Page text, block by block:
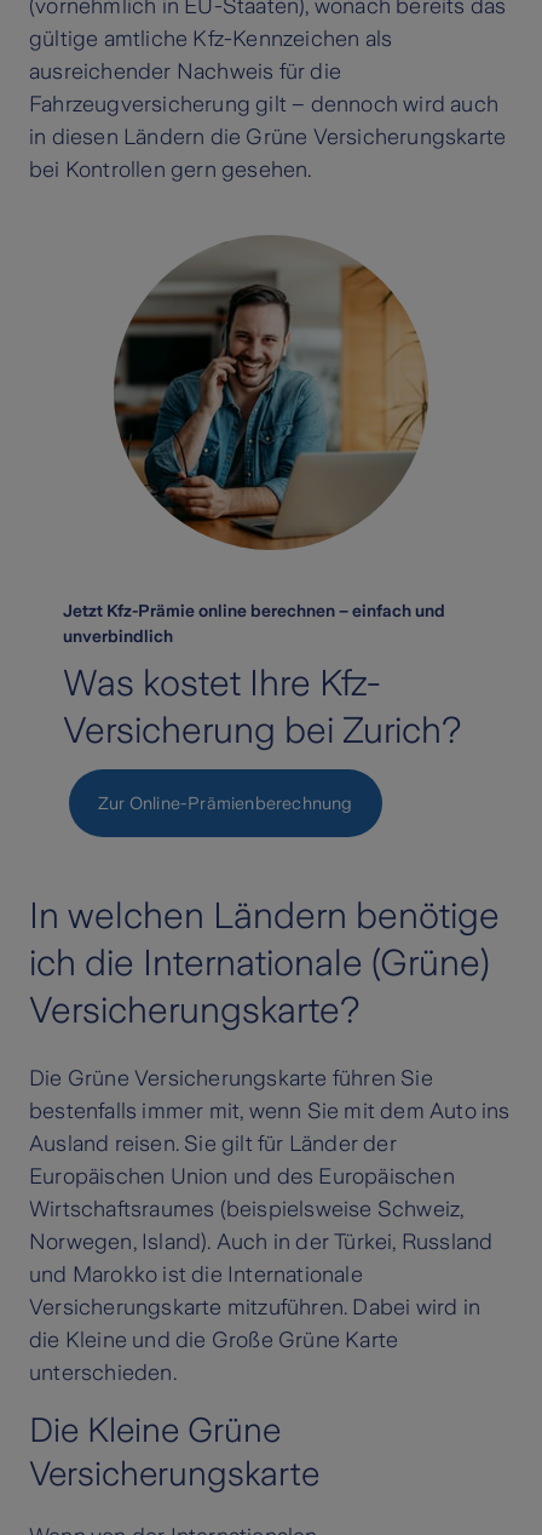
(vornehmlich in EU-Staaten), wonach bereits das
gültige amtliche Kfz-Kennzeichen als
ausreichender Nachweis für die
Fahrzeugversicherung gilt – dennoch wird auch
in diesen Ländern die Grüne Versicherungskarte
bei Kontrollen gern gesehen.
Jetzt Kfz-Prämie online berechnen – einfach und
unverbindlich
Was kostet Ihre Kfz-
Versicherung bei Zurich?
Zur Online-Prämienberechnung
In welchen Ländern benötige
ich die Internationale (Grüne)
Versicherungskarte?
Die Grüne Versicherungskarte führen Sie
bestenfalls immer mit, wenn Sie mit dem Auto ins
Ausland reisen. Sie gilt für Länder der
Europäischen Union und des Europäischen
Wirtschaftsraumes (beispielsweise Schweiz,
Norwegen, Island). Auch in der Türkei, Russland
und Marokko ist die Internationale
Versicherungskarte mitzuführen. Dabei wird in
die Kleine und die Große Grüne Karte
unterschieden.
Die Kleine Grüne
Versicherungskarte